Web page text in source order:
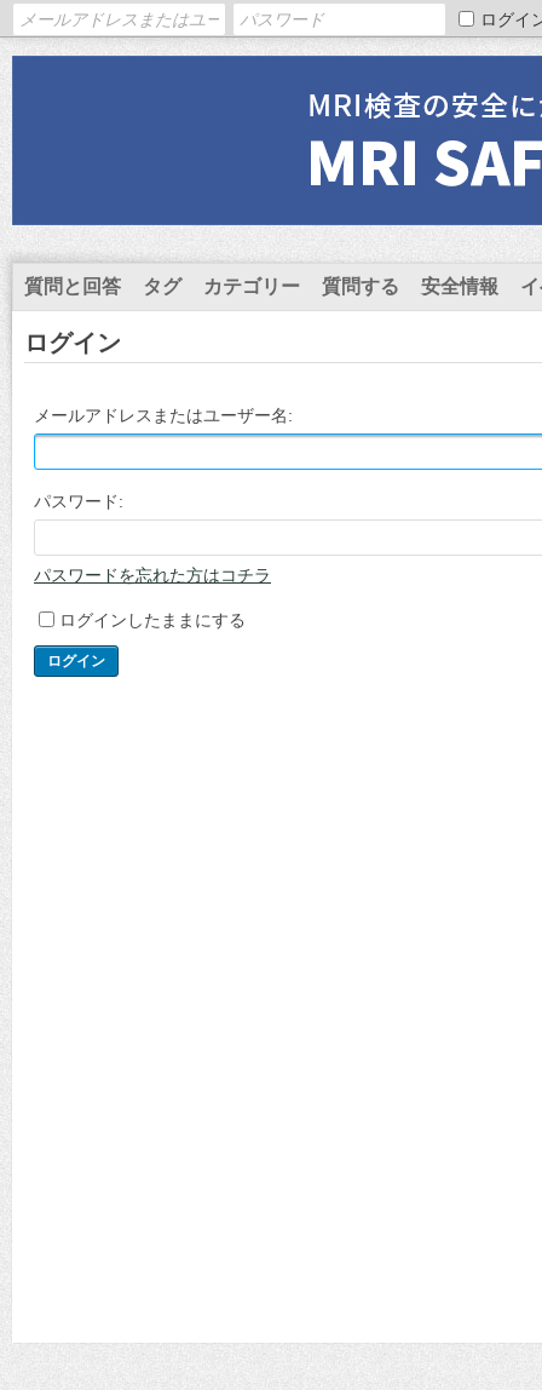
ログイ
質問と回答 タグ カテゴリー 質問する 安全情報
ログイン
メールアドレスまたはユーザー名:
パスワード:
パスワードを忘れた方はコチラ
ログインしたままにする